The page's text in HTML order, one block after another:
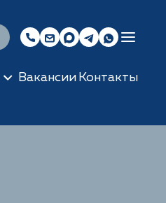
Вакансии Контакты